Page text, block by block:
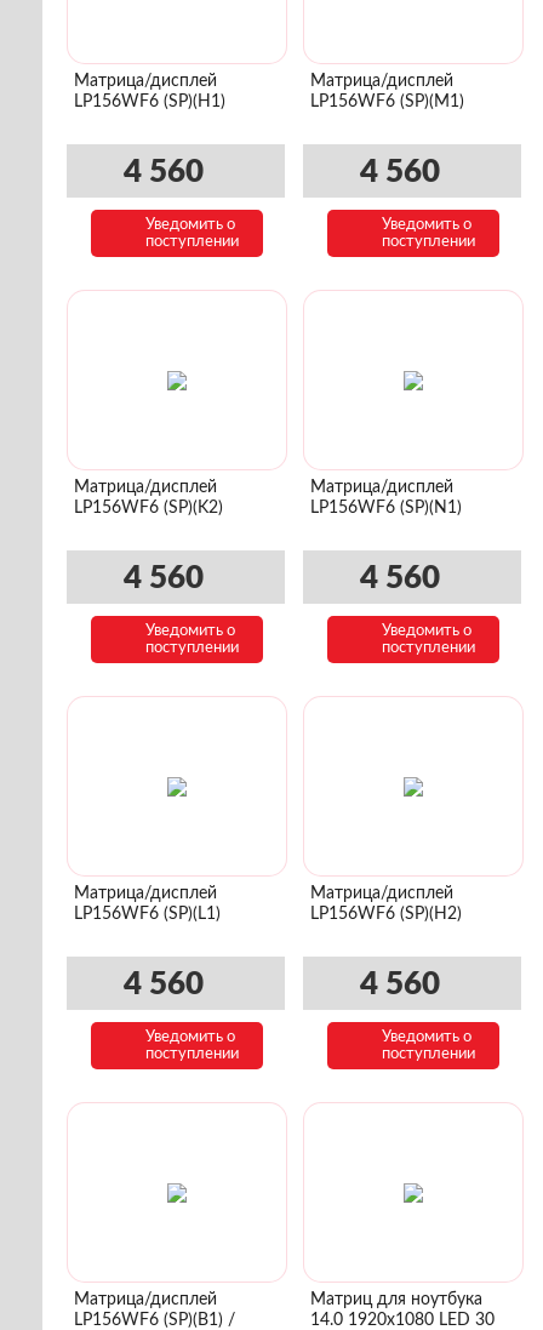
Матрица/дисплей
LP156WF6 (SP)(H1)
4 560
Уведомить о
поступлении
Матрица/дисплей
LP156WF6 (SP)(M1)
4 560
Уведомить о
поступлении
Матрица/дисплей
LP156WF6 (SP)(K2)
4 560
Уведомить о
поступлении
Матрица/дисплей
LP156WF6 (SP)(N1)
4 560
Уведомить о
поступлении
Матрица/дисплей
LP156WF6 (SP)(L1)
4 560
Уведомить о
поступлении
Матрица/дисплей
LP156WF6 (SP)(H2)
4 560
Уведомить о
поступлении
Матрица/дисплей
LP156WF6 (SP)(B1) /
Матриц для ноутбука
14.0 1920x1080 LED 30